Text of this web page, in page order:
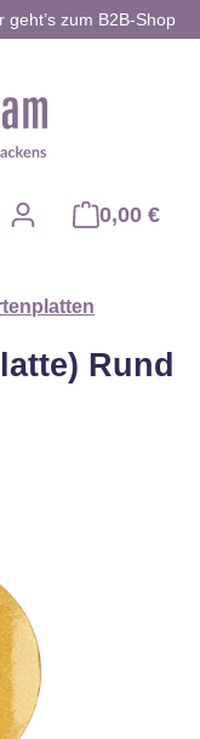
geht’s zum B2B-Shop
0,00 €
Rund